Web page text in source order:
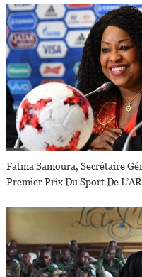
Fatma Samoura, Secrétaire
Premier Prix Du Sport De